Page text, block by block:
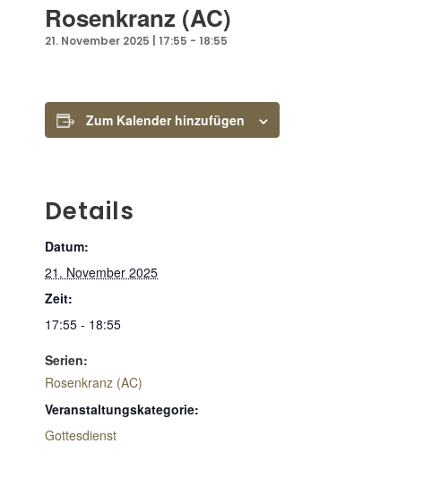
Rosenkranz (AC)
21. November 2025 | 17:55 - 18:55
Zum Kalender hinzufügen
Details
Datum:
21. November 2025
Zeit:
17:55 - 18:55
Serien:
Rosenkranz (AC)
Veranstaltungskategorie:
Gottesdienst